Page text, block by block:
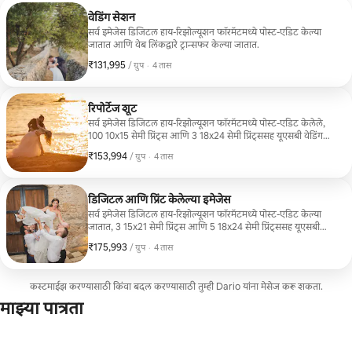
वेडिंग सेशन
सर्व इमेजेस डिजिटल हाय-रिझोल्यूशन फॉरमॅटमध्ये पोस्ट-एडिट केल्या
जातात आणि वेब लिंकद्वारे ट्रान्सफर केल्या जातात.
₹131,995 / ग्रुप
₹131,995, प्रति ग्रुप
, · 4 तास
रिपोर्टेज शूट
सर्व इमेजेस डिजिटल हाय-रिझोल्यूशन फॉरमॅटमध्ये पोस्ट-एडिट केलेले,
100 10x15 सेमी प्रिंट्स आणि 3 18x24 सेमी प्रिंट्ससह यूएसबी वेडिंग
₹153,994 / ग्रुप
₹153,994, प्रति ग्रुप
, · 4 तास
डिजिटल आणि प्रिंट केलेल्या इमेजेस
सर्व इमेजेस डिजिटल हाय-रिझोल्यूशन फॉरमॅटमध्ये पोस्ट-एडिट केल्या
जातात, 3 15x21 सेमी प्रिंट्स आणि 5 18x24 सेमी प्रिंट्ससह यूएसबी
कॅनव्हास किंवा पीव्हीसी फोम बोर्ड दिला जातो.
₹175,993 / ग्रुप
₹175,993, प्रति ग्रुप
, · 4 तास
कस्टमाईझ करण्यासाठी किंवा बदल करण्यासाठी तुम्ही Dario यांना मेसेज करू शकता.
माझ्या पात्रता